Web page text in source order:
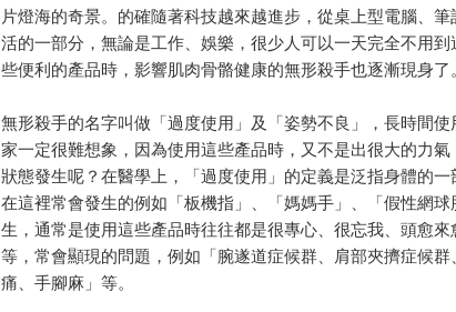
片燈海的奇景。的確隨著科技越來越進步，從桌上型電腦、
活的一部分，無論是工作、娛樂，很少人可以一天完全不用
些便利的產品時，影響肌肉骨骼健康的無形殺手也逐漸現身了
無形殺手的名字叫做「過度使用」及「姿勢不良」，長時間
家一定很難想象，因為使用這些產品時，又不是出很大的力
狀態發生呢？在醫學上，「過度使用」的定義是泛指身體的
在這裡常會發生的例如「板機指」、「媽媽手」、「假性網
生，通常是使用這些產品時往往都是很專心、很忘我、頭愈
等，常會顯現的問題，例如「腕遂道症候群、肩部夾擠症候
痛、手腳麻」等。